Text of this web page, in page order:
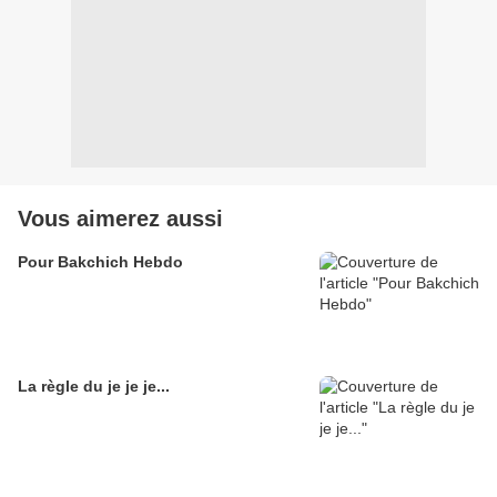
Vous aimerez aussi
Pour Bakchich Hebdo
La règle du je je je...